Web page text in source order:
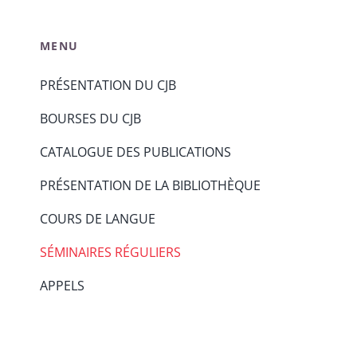
MENU
PRÉSENTATION DU CJB
BOURSES DU CJB
CATALOGUE DES PUBLICATIONS
PRÉSENTATION DE LA BIBLIOTHÈQUE
COURS DE LANGUE
SÉMINAIRES RÉGULIERS
APPELS